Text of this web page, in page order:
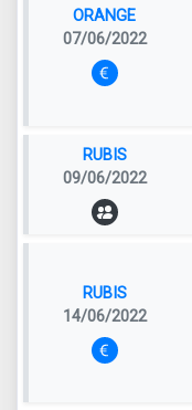
ORANGE
07/06/2022
RUBIS
09/06/2022
RUBIS
14/06/2022